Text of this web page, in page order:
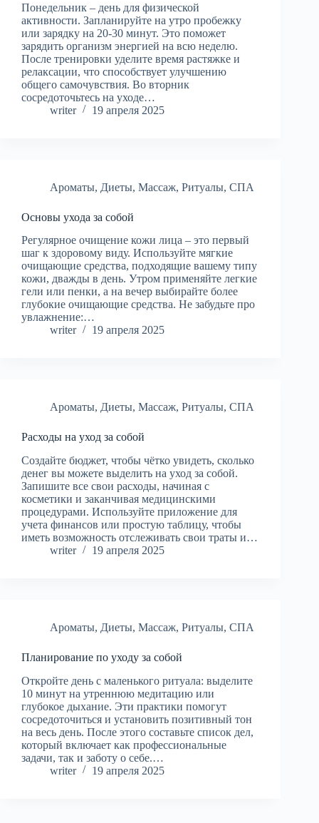
Понедельник – день для физической
активности. Запланируйте на утро пробежку
или зарядку на 20-30 минут. Это поможет
зарядить организм энергией на всю неделю.
После тренировки уделите время растяжке и
релаксации, что способствует улучшению
общего самочувствия. Во вторник
сосредоточьтесь на уходе…
writer
19 апреля 2025
Ароматы, Диеты, Массаж, Ритуалы, СПА
Основы ухода за собой
Регулярное очищение кожи лица – это первый
шаг к здоровому виду. Используйте мягкие
очищающие средства, подходящие вашему типу
кожи, дважды в день. Утром применяйте легкие
гели или пенки, а на вечер выбирайте более
глубокие очищающие средства. Не забудьте про
увлажнение:…
writer
19 апреля 2025
Ароматы, Диеты, Массаж, Ритуалы, СПА
Расходы на уход за собой
Создайте бюджет, чтобы чётко увидеть, сколько
денег вы можете выделить на уход за собой.
Запишите все свои расходы, начиная с
косметики и заканчивая медицинскими
процедурами. Используйте приложение для
учета финансов или простую таблицу, чтобы
иметь возможность отслеживать свои траты и…
writer
19 апреля 2025
Ароматы, Диеты, Массаж, Ритуалы, СПА
Планирование по уходу за собой
Откройте день с маленького ритуала: выделите
10 минут на утреннюю медитацию или
глубокое дыхание. Эти практики помогут
сосредоточиться и установить позитивный тон
на весь день. После этого составьте список дел,
который включает как профессиональные
задачи, так и заботу о себе.…
writer
19 апреля 2025